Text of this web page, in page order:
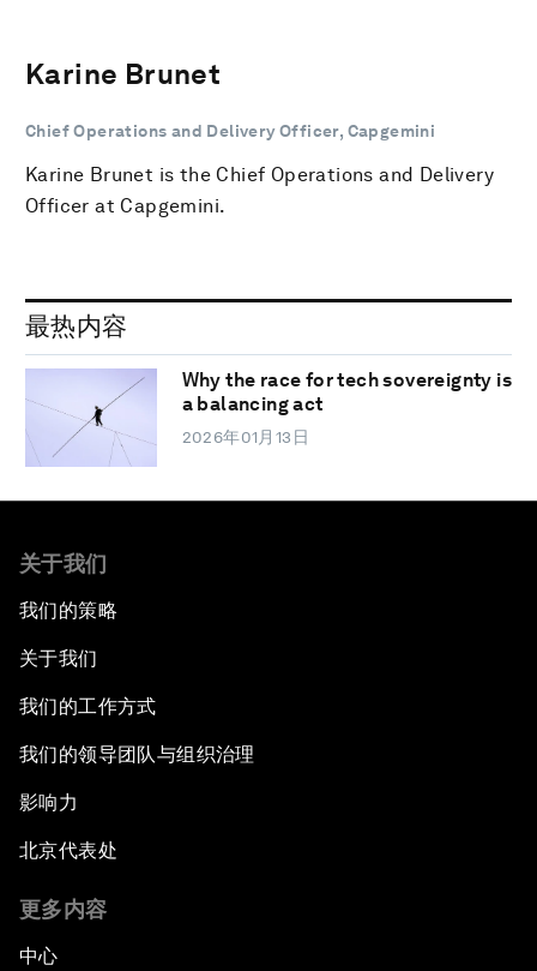
Karine Brunet
Chief Operations and Delivery Officer, Capgemini
Karine Brunet is the Chief Operations and Delivery
Officer at Capgemini.
最热内容
Why the race for tech sovereignty is
a balancing act
2026年01月13日
关于我们
我们的策略
关于我们
我们的工作方式
我们的领导团队与组织治理
影响力
北京代表处
更多内容
中心